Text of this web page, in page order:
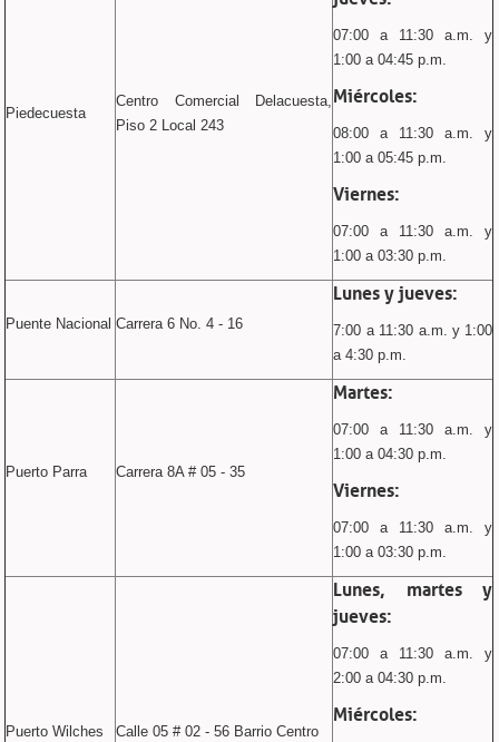
Piedecuesta
Centro Comercial Delacuesta,
Piso 2 Local 243
07:00 a 11:30 a.m. y
1:00 a 04:45 p.m.
Miércoles:
08:00 a 11:30 a.m. y
1:00 a 05:45 p.m.
Viernes:
07:00 a 11:30 a.m. y
1:00 a 03:30 p.m.
Puente Nacional Carrera 6 No. 4 - 16
Lunes y jueves:
7:00 a 11:30 a.m. y 1:00
a 4:30 p.m.
Puerto Parra Carrera 8A # 05 - 35
Martes:
07:00 a 11:30 a.m. y
1:00 a 04:30 p.m.
Viernes:
07:00 a 11:30 a.m. y
1:00 a 03:30 p.m.
Puerto Wilches Calle 05 # 02 - 56 Barrio Centro
Lunes, martes y
jueves:
07:00 a 11:30 a.m. y
2:00 a 04:30 p.m.
Miércoles: